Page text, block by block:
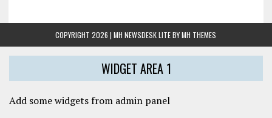
COPYRIGHT 2026 | MH NEWSDESK LITE BYMH THEMES
WIDGET AREA 1
Add some widgets from admin panel